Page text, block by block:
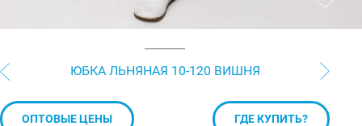
ЮБКА ЛЬНЯНАЯ 10-120 ВИШНЯ
ОПТОВЫЕ ЦЕНЫ ГДЕ КУПИТЬ?